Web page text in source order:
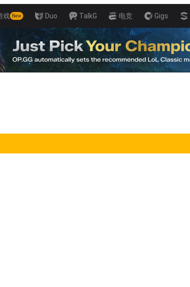
戏 New Duo TalkG 电竞 Gigs